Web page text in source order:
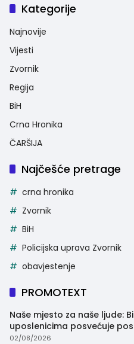
Kategorije
Najnovije
Vijesti
Zvornik
Regija
BiH
Crna Hronika
ČARŠIJA
Najčešće pretrage
crna hronika
Zvornik
BiH
Policijska uprava Zvornik
obavjestenje
PROMOTEXT
Naše mjesto za naše ljude:
uposlenicima posvećuje
trenutak
02/08/2026